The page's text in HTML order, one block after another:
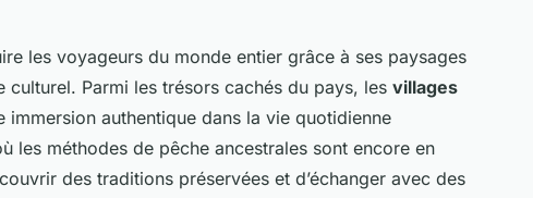
les voyageurs du monde entier grâce à ses paysages
Parmi les trésors cachés du pays, les villages
immersion authentique dans la vie quotidienne
les méthodes de pêche ancestrales sont encore en
des traditions préservées et d’échanger avec des